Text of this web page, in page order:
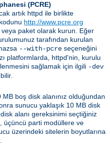
(PCRE)
artık httpd ile birlikte
http://www.pcre.org
paket olarak kurun. Eğer
tarafından kurulan
--with-pcre seçeneğini
platformlarda, httpd'nin, kurulu
sağlamak için ilgili -dev
boş disk alanınız olduğundan
sunucu yaklaşık 10 MB disk
disk alanı gereksinimi seçtiğiniz
üçüncü parti modüllere ve
üzerindeki sitelerin boyutlarına